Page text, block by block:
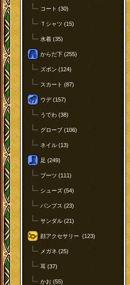
コート (30)
Ｔシャツ (15)
水着 (35)
からだ下 (255)
ズボン (124)
スカート (87)
ウデ (157)
うでわ (38)
グローブ (106)
ネイル (13)
足 (249)
ブーツ (111)
シューズ (54)
パンプス (23)
サンダル (21)
顔アクセサリー (123)
メガネ (25)
耳 (37)
かお (55)